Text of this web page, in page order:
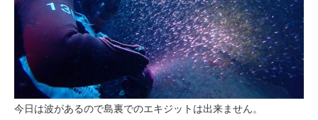
今日は波があるので島裏でのエキジットは出来ません。